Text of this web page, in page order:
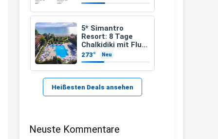
5* Simantro
Resort: 8 Tage
Chalkidiki mit Flug
& Frühstück für
389 €
273° Neu
Heißesten Deals ansehen
Neuste Kommentare
21:37
↩
Kerstin
Bei EDEKA
↩
29.07www.haribo.com/de-